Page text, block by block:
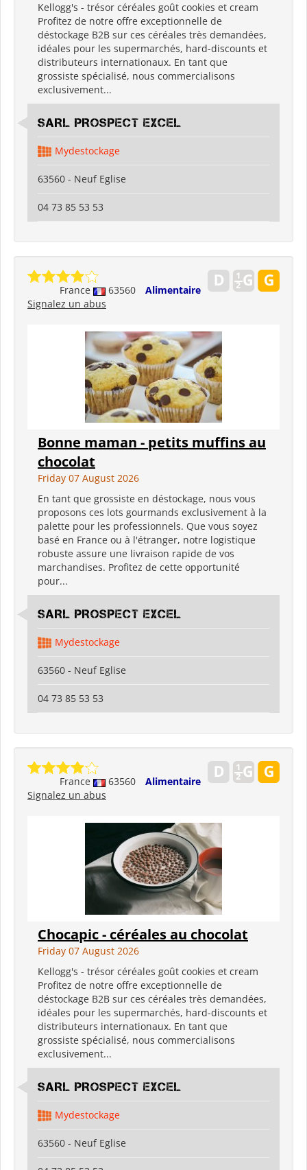
Kellogg's - trésor céréales goût cookies et cream
Profitez de notre offre exceptionnelle de
déstockage B2B sur ces céréales très demandées,
idéales pour les supermarchés, hard-discounts et
distributeurs internationaux. En tant que
grossiste spécialisé, nous commercialisons
exclusivement...
SARL PROSPECT EXCEL
Mydestockage
63560 - Neuf Eglise
04 73 85 53 53
France 63560
Alimentaire
Signalez un abus
Bonne maman - petits muffins au
chocolat
Friday 07 August 2026
En tant que grossiste en déstockage, nous vous
proposons ces lots gourmands exclusivement à la
palette pour les professionnels. Que vous soyez
basé en France ou à l'étranger, notre logistique
robuste assure une livraison rapide de vos
marchandises. Profitez de cette opportunité
pour...
SARL PROSPECT EXCEL
Mydestockage
63560 - Neuf Eglise
04 73 85 53 53
France 63560
Alimentaire
Signalez un abus
Chocapic - céréales au chocolat
Friday 07 August 2026
Kellogg's - trésor céréales goût cookies et cream
Profitez de notre offre exceptionnelle de
déstockage B2B sur ces céréales très demandées,
idéales pour les supermarchés, hard-discounts et
distributeurs internationaux. En tant que
grossiste spécialisé, nous commercialisons
exclusivement...
SARL PROSPECT EXCEL
Mydestockage
63560 - Neuf Eglise